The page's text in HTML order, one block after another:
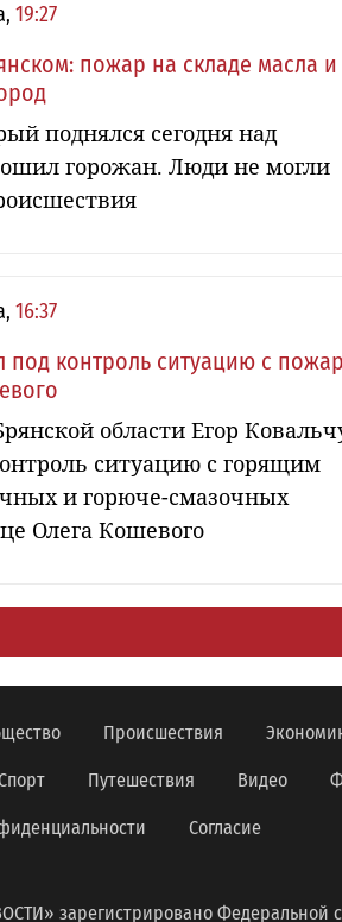
19:27
пожар на складе масла и
поднялся сегодня над
горожан. Люди не могли
16:37
под контроль ситуацию с
области Егор
ситуацию с горящим
и горюче-смазочных
Олега Кошевого
Происшествия
Путешествия Видео
Согласие
зарегистрировано Федеральной